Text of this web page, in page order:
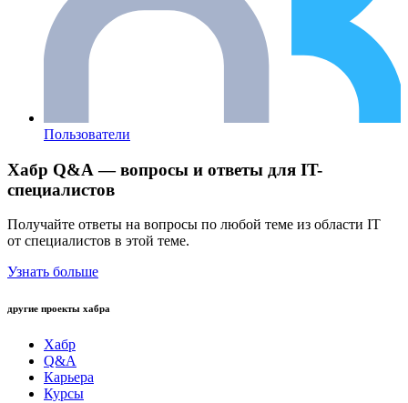
Пользователи
Хабр Q&A — вопросы и ответы для IT-
специалистов
Получайте ответы на вопросы по любой теме из области IT
от специалистов в этой теме.
Узнать больше
другие проекты хабра
Хабр
Q&A
Карьера
Курсы